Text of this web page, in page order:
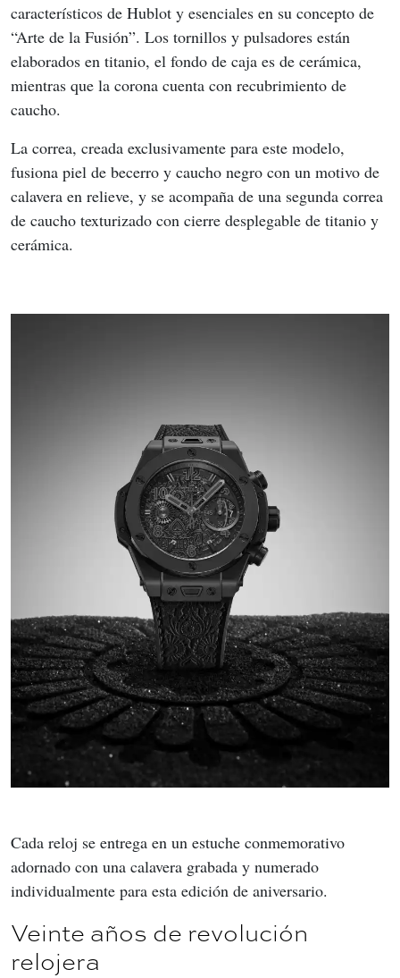
característicos de Hublot y esenciales en su concepto de
“Arte de la Fusión”. Los tornillos y pulsadores están
elaborados en titanio, el fondo de caja es de cerámica,
mientras que la corona cuenta con recubrimiento de
caucho.
La correa, creada exclusivamente para este modelo,
fusiona piel de becerro y caucho negro con un motivo de
calavera en relieve, y se acompaña de una segunda correa
de caucho texturizado con cierre desplegable de titanio y
cerámica.
Cada reloj se entrega en un estuche conmemorativo
adornado con una calavera grabada y numerado
individualmente para esta edición de aniversario.
Veinte años de revolución
relojera